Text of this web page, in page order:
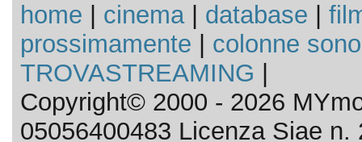
home cinema| database
prossimamente
colonne
TROVASTREAMING
Copyright© 2000 - 2026
05056400483 Licenza Siae n.